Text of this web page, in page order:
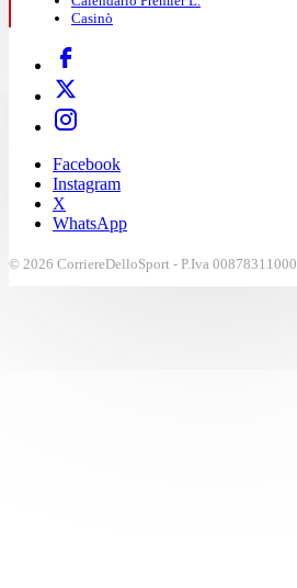
Casinò
Facebook
Instagram
X
WhatsApp
© 2026 CorriereDelloSport - P.Iva 00878311000